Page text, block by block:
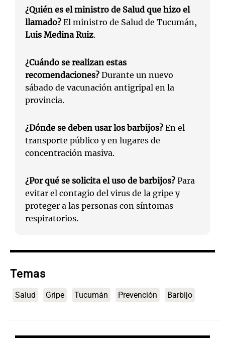
¿Quién es el ministro de Salud que hizo el
llamado? El ministro de Salud de Tucumán,
Luis Medina Ruiz.
¿Cuándo se realizan estas
recomendaciones? Durante un nuevo
sábado de vacunación antigripal en la
provincia.
¿Dónde se deben usar los barbijos? En el
transporte público y en lugares de
concentración masiva.
¿Por qué se solicita el uso de barbijos? Para
evitar el contagio del virus de la gripe y
proteger a las personas con síntomas
respiratorios.
Temas
Salud Gripe Tucumán Prevención Barbijo